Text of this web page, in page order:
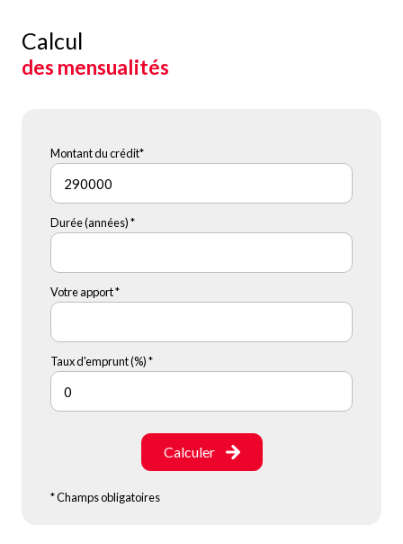
Calcul
des mensualités
Montant du crédit*
Durée (années) *
Votre apport *
Taux d'emprunt (%) *
Calculer
* Champs obligatoires